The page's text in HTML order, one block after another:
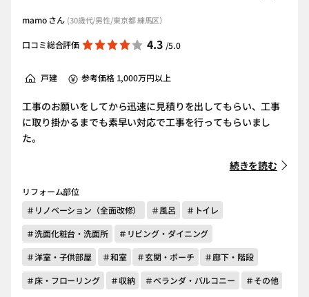
mamo さん (30歳代/男性/東京都 練馬区）
口コミ総合評価 4.3 /5.0
戸建 参考価格 1,000万円以上
工事のお願いをしてから迅速に見積りを出してもらい、工事
に取り掛かるまでも素早い対応で工事を行ってもらいまし
た。
続きを読む
リフォーム部位
＃リノベーション（全面改修）
＃風呂
＃トイレ
＃洗面化粧台・洗面所
＃リビング・ダイニング
＃洋室・子供部屋
＃和室 ＃玄関・ポーチ
＃廊下・階段
＃床・フローリング
＃収納 ＃ベランダ・バルコニー ＃その他